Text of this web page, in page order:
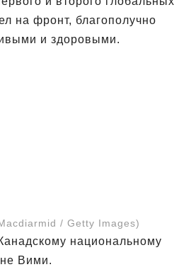
на фронт, благополучно
и здоровыми.
/ Getty Images)
национальному
Вими.